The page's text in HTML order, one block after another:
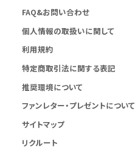
FAQ&お問い合わせ
個人情報の取扱いに関して
利用規約
特定商取引法に関する表記
推奨環境について
ファンレター・プレゼントについて
サイトマップ
リクルート